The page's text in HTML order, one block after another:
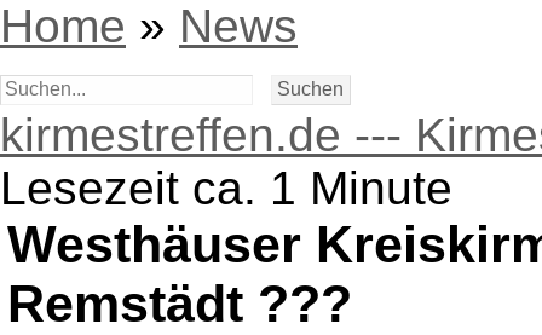
Home » News
kirmestreffen.de ---
Lesezeit ca. 1 Minute
Westhäuser
Remstädt ???